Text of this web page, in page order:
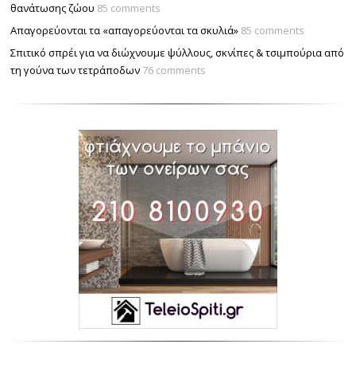
θανάτωσης ζώου 85 comments
Απαγορεύονται τα «απαγορεύονται τα σκυλιά» 85 comments
Σπιτικό σπρέι για να διώχνουμε ψύλλους, σκνίπες & τσιμπούρια από
τη γούνα των τετράποδων 76 comments